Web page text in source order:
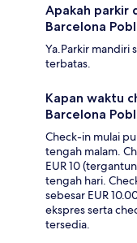
Apakah parkir
Barcelona
Ya.Parkir mandiri
terbatas.
Kapan waktu
Barcelona
Check-in mulai
tengah malam.
EUR 10
tengah hari.
sebesar EUR
ekspres serta
tersedia.